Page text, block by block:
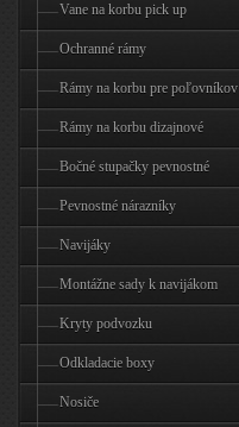
Vane na korbu pick up
Ochranné rámy
Rámy na korbu pre poľovníkov
Rámy na korbu dizajnové
Bočné stupačky pevnostné
Pevnostné nárazníky
Navijáky
Montážne sady k navijákom
Kryty podvozku
Odkladacie boxy
Nosiče